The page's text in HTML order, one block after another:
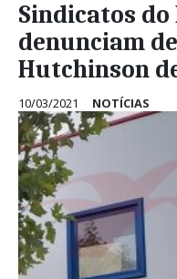
Sindicatos
denunciam
Hutchinson
10/03/2021 NOTÍCIAS